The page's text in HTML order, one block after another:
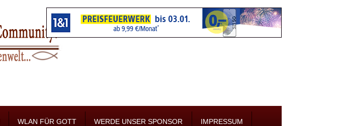
WLAN FÜR GOTT WERDE UNSER SPONSOR IMPRESSUM